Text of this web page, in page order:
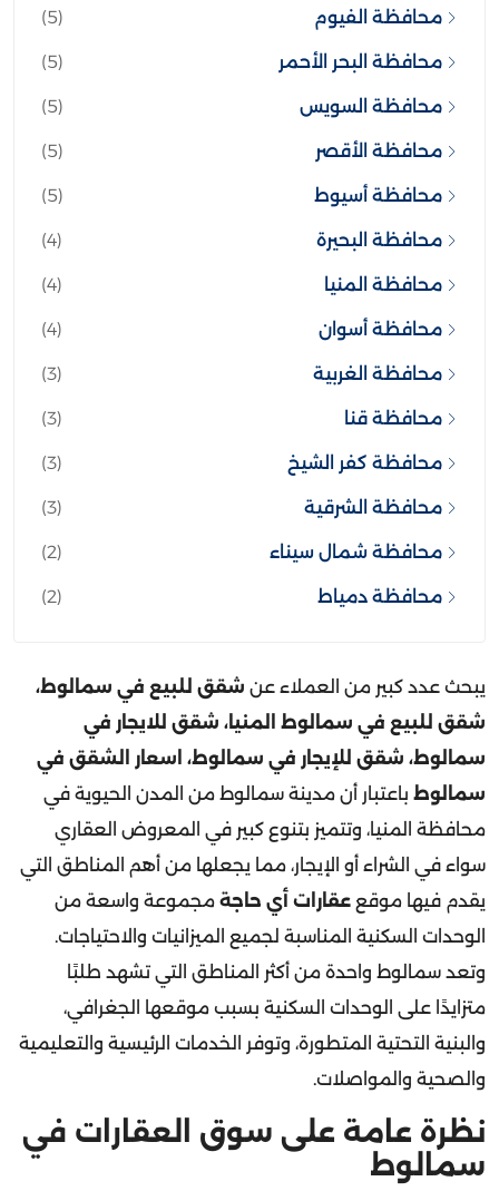
محافظة البحر الأحمر (5)
محافظة السويس (5)
محافظة الأقصر (5)
محافظة أسيوط (5)
محافظة البحيرة (4)
محافظة المنيا (4)
محافظة أسوان (4)
محافظة الغربية (3)
(3)
(3)
محافظة الشرقية (3)
محافظة شمال سيناء (2)
محافظة دمياط (2)
شقق للبيع في سمالوط المنيا، شقق للايجار في
سمالوط، شقق للإيجار في سمالوط، اسعار الشقق في
سمالوطباعتبار أن مدينة سمالوط من المدن الحيوية في
محافظة المنيا، وتتميز بتنوع كبير في المعروض العقاري
سواء في الشراء أو الإيجار، مما يجعلها من أهم المناطق التي
يقدم فيها موقععقارات أي حاجةمجموعة واسعة من
الوحدات السكنية المناسبة لجميع الميزانيات والاحتياجات.
وتعد سمالوط واحدة من أكثر المناطق التي تشهد طلبًا
متزايدًا على الوحدات السكنية بسبب موقعها الجغرافي،
والبنية التحتية المتطورة، وتوفر الخدمات الرئيسية والتعليمية
والصحية والمواصلات.
سمالوط
تعتبر مدينة سمالوط من أهم مدن محافظة المنيا، وتمتاز